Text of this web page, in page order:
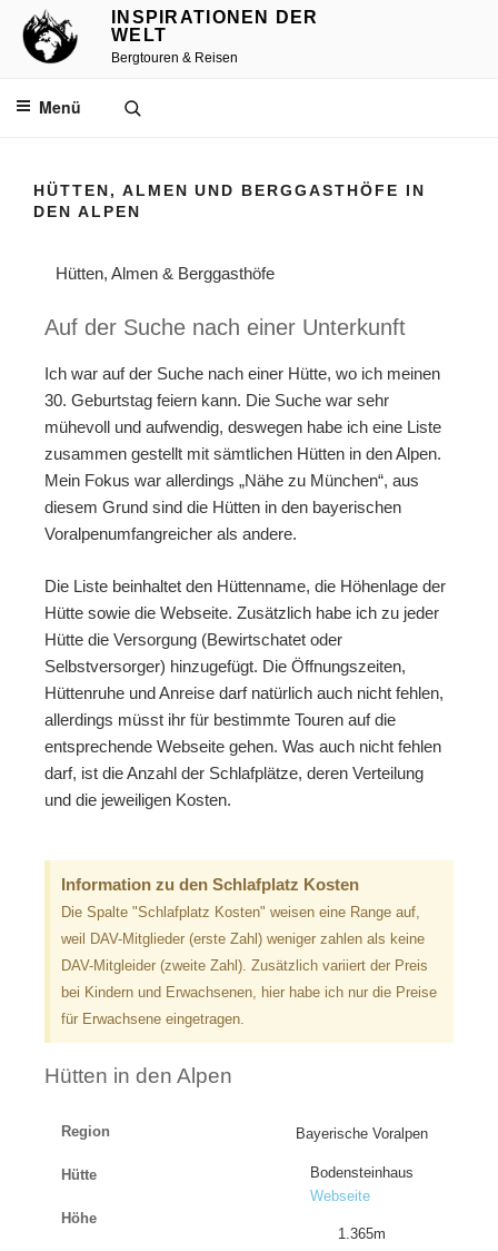
INSPIRATIONEN DER
WELT
Bergtouren & Reisen
Menü
HÜTTEN, ALMEN UND BERGGASTHÖFE IN
DEN ALPEN
Hütten, Almen & Berggasthöfe
Auf der Suche nach einer Unterkunft
Ich war auf der Suche nach einer Hütte, wo ich meinen
30. Geburtstag feiern kann. Die Suche war sehr
mühevoll und aufwendig, deswegen habe ich eine Liste
zusammen gestellt mit sämtlichen Hütten in den Alpen.
Mein Fokus war allerdings „Nähe zu München“, aus
diesem Grund sind die Hütten in den bayerischen
Voralpenumfangreicher als andere.
Die Liste beinhaltet den Hüttenname, die Höhenlage der
Hütte sowie die Webseite. Zusätzlich habe ich zu jeder
Hütte die Versorgung (Bewirtschatet oder
Selbstversorger) hinzugefügt. Die Öffnungszeiten,
Hüttenruhe und Anreise darf natürlich auch nicht fehlen,
allerdings müsst ihr für bestimmte Touren auf die
entsprechende Webseite gehen. Was auch nicht fehlen
darf, ist die Anzahl der Schlafplätze, deren Verteilung
und die jeweiligen Kosten.
Information zu den Schlafplatz Kosten
Die Spalte "Schlafplatz Kosten" weisen eine Range auf,
weil DAV-Mitglieder (erste Zahl) weniger zahlen als keine
DAV-Mitgleider (zweite Zahl). Zusätzlich variiert der Preis
bei Kindern und Erwachsenen, hier habe ich nur die Preise
für Erwachsene eingetragen.
Hütten in den Alpen
Region
Hütte
Höhe
Bayerische Voralpen
Bodensteinhaus
Webseite
1.365m